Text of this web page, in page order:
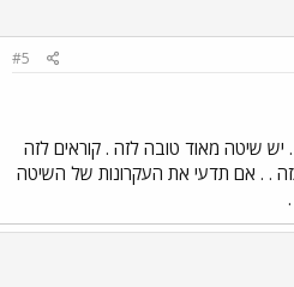
#5
יש שיטה מאוד טובה לזה . קוראים לזה
. . אם תדעי את העקרונות של השיטה